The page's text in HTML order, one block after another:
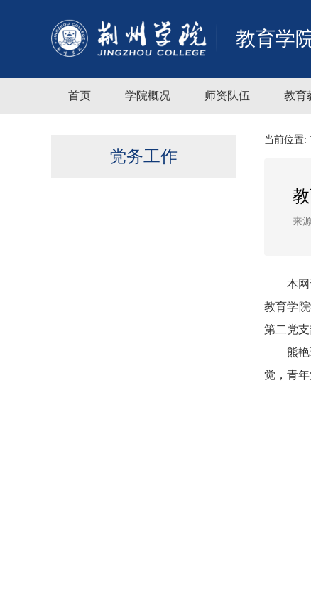
教育学
首页 学院概况 师资队伍 教育
党务工作
当前位置:
来
本
教育学
第二党
熊
觉，青